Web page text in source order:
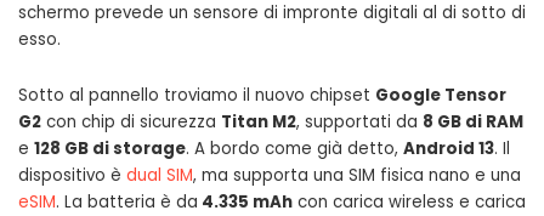
schermo prevede un sensore di impronte digitali al di sotto di
esso.
Sotto al pannello troviamo il nuovo chipset Google Tensor
G2 con chip di sicurezza Titan M2, supportati da 8 GB di RAM
e 128 GB di storage. A bordo come già detto, Android 13. Il
dispositivo è dual SIM, ma supporta una SIM fisica nano e una
eSIM. La batteria è da 4.335 mAh con carica wireless e carica